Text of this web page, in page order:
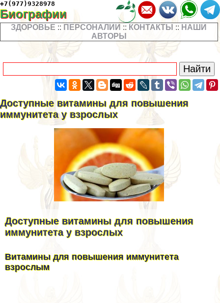
+7(977)9328978
Биографии
ЗДОРОВЬЕ :: ПЕРСОНАЛИИ :: КОНТАКТЫ :: НАШИ
АВТОРЫ
Доступные витамины для повышения
иммунитета у взрослых
Доступные витамины для повышения
иммунитета у взрослых
Витамины для повышения иммунитета
взрослым